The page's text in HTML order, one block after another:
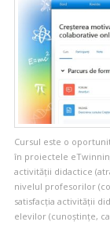
Cursul este o
în proiectele
activității didactice
nivelul profesorilor
satisfacția activității
elevilor (cunoștințe,